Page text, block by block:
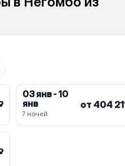
03 янв - 10
янв
7 ночей
от 404